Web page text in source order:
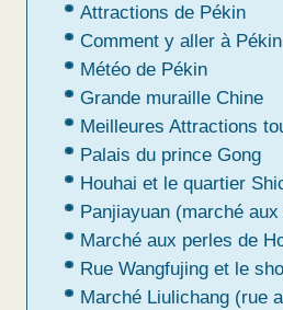
Attractions de Pékin
Comment y aller à
Météo de Pékin
Grande muraille Chine
Meilleures Attractions
Palais du prince Gong
Houhai et le quartier
Panjiayuan (marché
Marché aux perles de
Rue Wangfujing et le
Marché Liulichang (rue